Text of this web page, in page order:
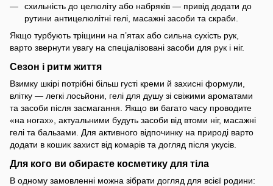
схильність до целюліту або набряків — привід додати до
рутини антицелюлітні гелі, масажні засоби та скраби.
Якщо турбують тріщини на п’ятах або сильна сухість рук,
варто звернути увагу на спеціалізовані засоби для рук і ніг.
Сезон і ритм життя
Взимку шкірі потрібні більш густі креми й захисні формули,
влітку — легкі лосьйони, гелі для душу зі свіжими ароматами
та засоби після засмагання. Якщо ви багато часу проводите
«на ногах», актуальними будуть засоби від втоми ніг, масажні
гелі та бальзами. Для активного відпочинку на природі варто
додати в кошик захист від комарів та догляд після укусів.
Для кого ви обираєте косметику для тіла
В одному замовленні можна зібрати догляд для всієї родини: